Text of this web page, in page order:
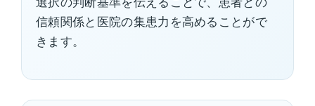
信頼関係と医院の集患力を高めることがで
きます。